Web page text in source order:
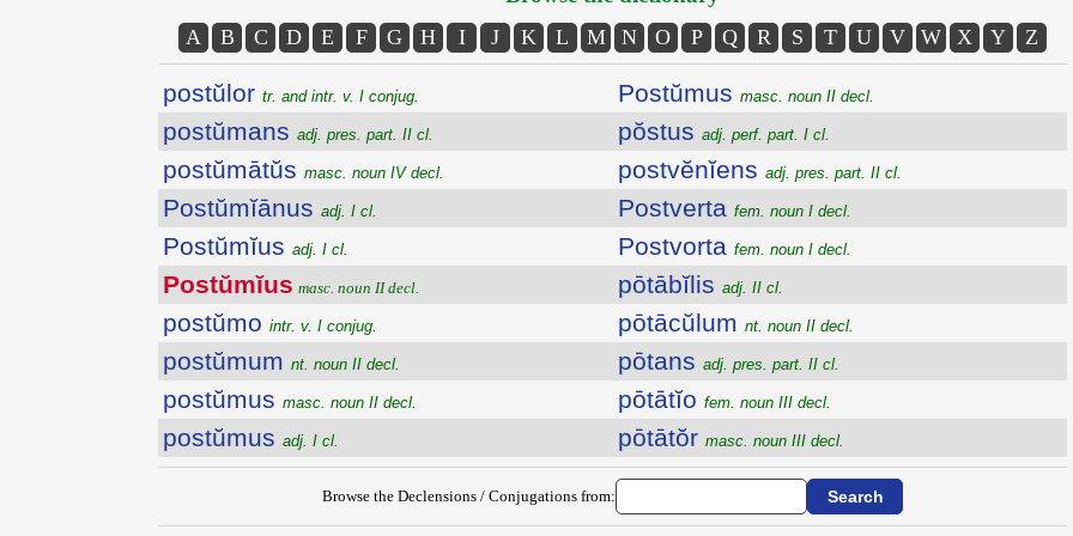
A B C D E F G H I J K L M N O P Q R S T U V W X Y Z
postŭlor tr. and intr. v. I conjug.
postŭmans adj. pres. part. II cl.
postŭmātŭs masc. noun IV decl.
Postŭmĭānus adj. I cl.
Postŭmĭus adj. I cl.
Postŭmĭus masc. noun II decl.
postŭmo intr. v. I conjug.
postŭmum nt. noun II decl.
postŭmus masc. noun II decl.
postŭmus adj. I cl.
Postŭmus masc. noun II decl.
pŏstus adj. perf. part. I cl.
postvĕnĭens adj. pres. part. II cl.
Postverta fem. noun I decl.
Postvorta fem. noun I decl.
pōtābĭlis adj. II cl.
pōtācŭlum nt. noun II decl.
pōtans adj. pres. part. II cl.
pōtātĭo fem. noun III decl.
pōtātŏr masc. noun III decl.
Browse the Declensions / Conjugations from: